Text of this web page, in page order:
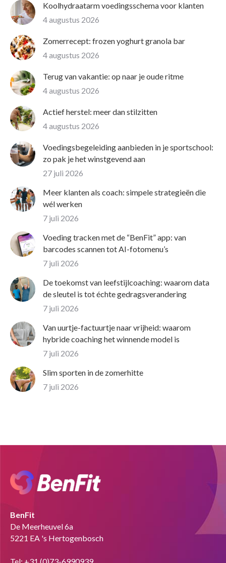
Koolhydraatarm voedingsschema voor klanten
4 augustus 2026
Zomerrecept: frozen yoghurt granola bar
4 augustus 2026
Terug van vakantie: op naar je oude ritme
4 augustus 2026
Actief herstel: meer dan stilzitten
4 augustus 2026
Voedingsbegeleiding aanbieden in je sportschool:
zo pak je het winstgevend aan
27 juli 2026
Meer klanten als coach: simpele strategieën die
wél werken
7 juli 2026
Voeding tracken met de “BenFit” app: van
barcodes scannen tot AI-fotomenu’s
7 juli 2026
De toekomst van leefstijlcoaching: waarom data
de sleutel is tot échte gedragsverandering
7 juli 2026
Van uurtje-factuurtje naar vrijheid: waarom
hybride coaching het winnende model is
7 juli 2026
Slim sporten in de zomerhitte
7 juli 2026
BenFit
De Meerheuvel 6a
5221 EA 's Hertogenbosch